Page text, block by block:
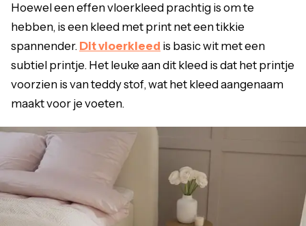
Hoewel een effen vloerkleed prachtig is om te
hebben, is een kleed met print net een tikkie
spannender. Dit vloerkleed is basic wit met een
subtiel printje. Het leuke aan dit kleed is dat het printje
voorzien is van teddy stof, wat het kleed aangenaam
maakt voor je voeten.